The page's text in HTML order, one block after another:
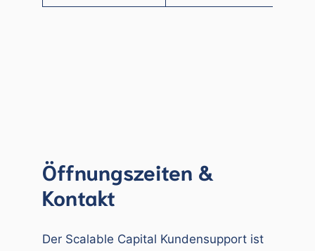
Öffnungszeiten &
Kontakt
Der Scalable Capital Kundensupport ist